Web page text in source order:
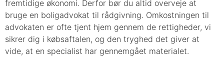
fremtidige økonomi. Derfor bør du altid overveje at
bruge en boligadvokat til rådgivning. Omkostningen til
advokaten er ofte tjent hjem gennem de rettigheder, vi
sikrer dig i købsaftalen, og den tryghed det giver at
vide, at en specialist har gennemgået materialet.